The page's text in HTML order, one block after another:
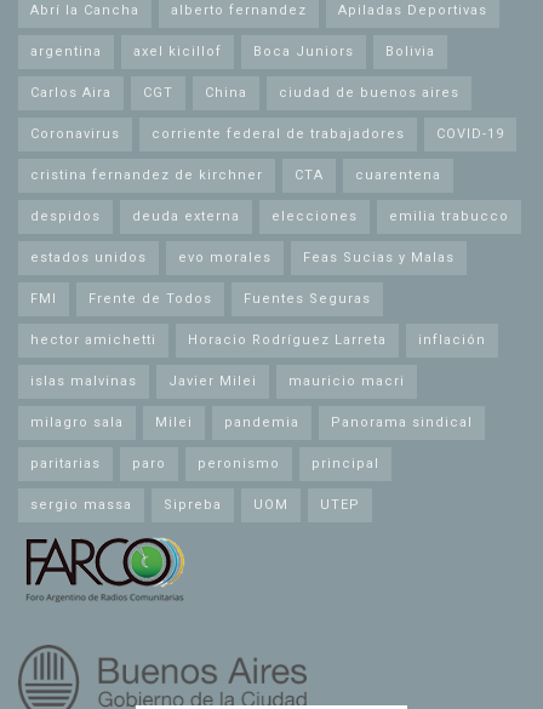
Abrí la Cancha alberto fernandez Apiladas Deportivas
argentina axel kicillof Boca Juniors Bolivia
Carlos Aira CGT China ciudad de buenos aires
Coronavirus corriente federal de trabajadores COVID-19
cristina fernandez de kirchner CTA cuarentena
despidos deuda externa elecciones emilia trabucco
estados unidos evo morales Feas Sucias y Malas
FMI Frente de Todos Fuentes Seguras
hector amichetti Horacio Rodríguez Larreta inflación
islas malvinas Javier Milei mauricio macri
milagro sala Milei pandemia Panorama sindical
paritarias paro peronismo principal
sergio massa Sipreba UOM UTEP